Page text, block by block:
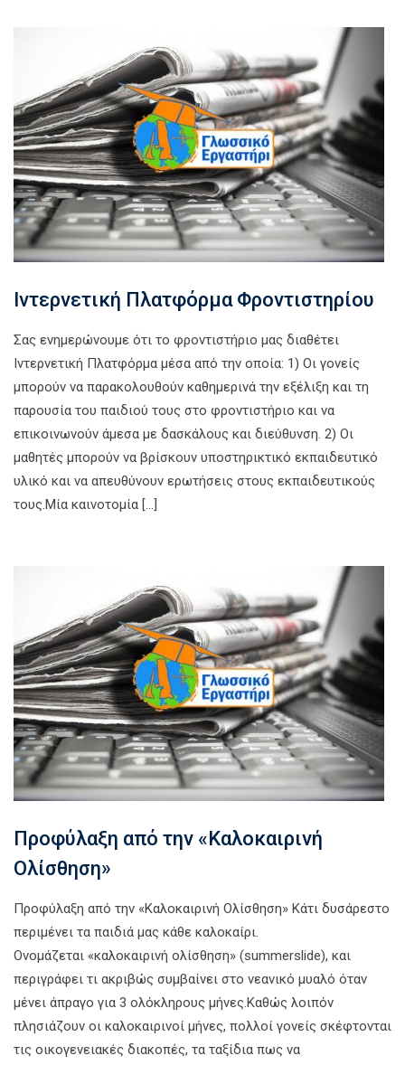
Ιντερνετική Πλατφόρμα Φροντιστηρίου
Σας ενημερώνουμε ότι το φροντιστήριο μας διαθέτει
Ιντερνετική Πλατφόρμα μέσα από την οποία: 1) Oι γονείς
μπορούν να παρακολουθούν καθημερινά την εξέλιξη και τη
παρουσία του παιδιού τους στο φροντιστήριο και να
επικοινωνούν άμεσα με δασκάλους και διεύθυνση. 2) Οι
μαθητές μπορούν να βρίσκουν υποστηρικτικό εκπαιδευτικό
υλικό και να απευθύνουν ερωτήσεις στους εκπαιδευτικούς
τους.Μία καινοτομία […]
Προφύλαξη από την «Καλοκαιρινή
Ολίσθηση»
Προφύλαξη από την «Καλοκαιρινή Ολίσθηση» Κάτι δυσάρεστο
περιμένει τα παιδιά μας κάθε καλοκαίρι.
Ονομάζεται «καλοκαιρινή ολίσθηση» (summerslide), και
περιγράφει τι ακριβώς συμβαίνει στο νεανικό μυαλό όταν
μένει άπραγο για 3 ολόκληρους μήνες.Καθώς λοιπόν
πλησιάζουν οι καλοκαιρινοί μήνες, πολλοί γονείς σκέφτονται
τις οικογενειακές διακοπές, τα ταξίδια πως να